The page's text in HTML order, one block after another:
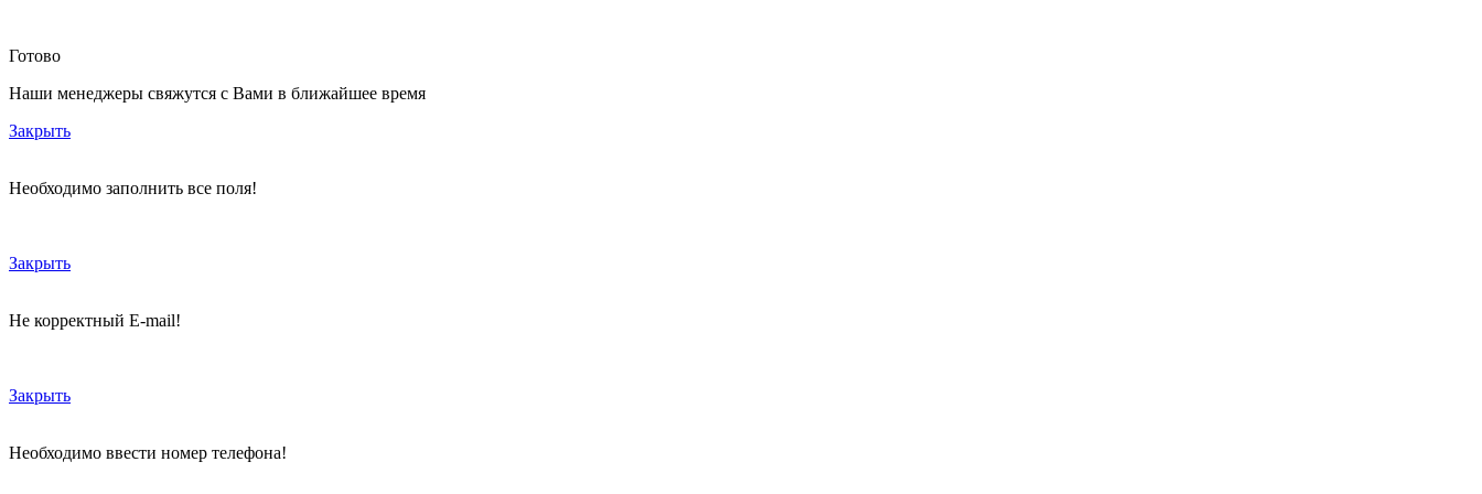
Готово
Наши менеджеры свяжутся с Вами в ближайшее время
Закрыть
Необходимо заполнить все поля!
Закрыть
Не корректный E-mail!
Закрыть
Необходимо ввести номер телефона!